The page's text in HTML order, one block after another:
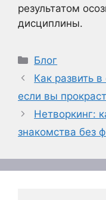
результатом
дисциплины.
Рубрики
Блог
Как развить
если вы
Нетворкинг:
знакомства без